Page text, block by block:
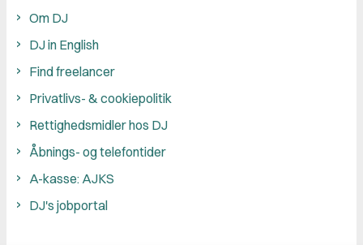
Om DJ
DJ in English
Find freelancer
Privatlivs- & cookiepolitik
Rettighedsmidler hos DJ
Åbnings- og telefontider
A-kasse: AJKS
DJ's jobportal